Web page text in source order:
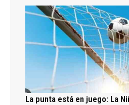
La punta está en juego: La